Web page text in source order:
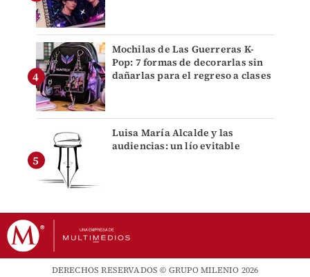
Mochilas de Las Guerreras K-
Pop: 7 formas de decorarlas sin
dañarlas para el regreso a clases
Luisa María Alcalde y las
audiencias: un lío evitable
DERECHOS RESERVADOS © GRUPO MILENIO 2026